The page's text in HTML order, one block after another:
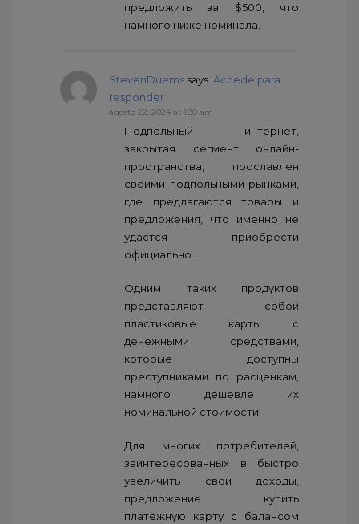
предложить за $500, что
намного ниже номинала.
StevenDuems says :Accede para
responder
agosto 22, 2024 at 1:30 am
Подпольный интернет,
закрытая сегмент онлайн-
пространства, прославлен
своими подпольными рынками,
где предлагаются товары и
предложения, что именно не
удастся приобрести
официально.
Одним таких продуктов
представляют собой
пластиковые карты с
денежными средствами,
которые доступны
преступниками по расценкам,
намного дешевле их
номинальной стоимости.
Для многих потребителей,
заинтересованных в быстро
увеличить свои доходы,
предложение купить
платёжную карту с балансом